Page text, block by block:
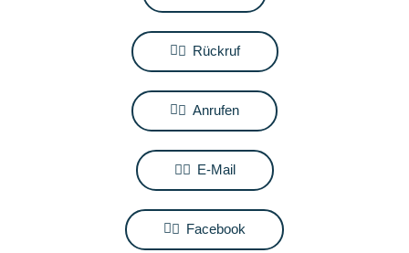
Rückruf
Anrufen
E-Mail
Facebook